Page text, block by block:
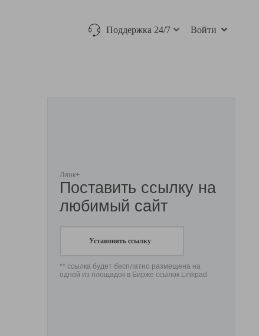
Поддержка 24/7 Войти
Линк+
Поставить ссылку на
любимый сайт
Установить ссылку
** ссылка будет бесплатно размещена на
одной из площадок в Бирже ссылок Linkpad